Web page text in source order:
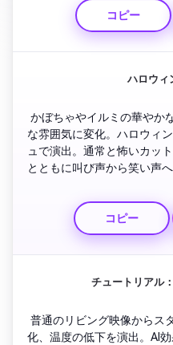
コピー
ハロウィ
かぼちゃやイルミの華やか
な雰囲気に変化。ハロウィ
ュで演出。通常と怖いカッ
とともに叫び声から笑い声
コピー
チュートリアル
普通のリビング映像からス
化、温度の低下を演出。AI